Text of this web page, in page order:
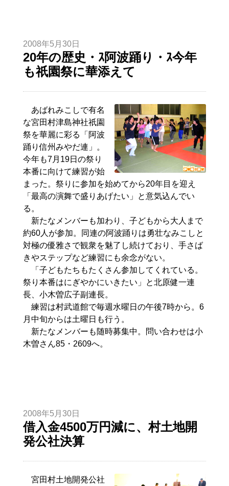
2008年5月30日
20年の歴史・ｽ阿波踊り・ｽ今年
も祇園祭に華添えて
あばれみこしで有名
な宮田村津島神社祇園
祭を華麗に彩る「阿波
踊り信州みやだ連」。
今年も7月19日の祭り
本番に向けて練習が始
まった。祭りに参加を始めてから20年目を迎え
「最高の演舞で盛りあげたい」と意気込んでい
る。
新たなメンバーも加わり、子どもから大人まで
約60人が参加。同連の阿波踊りは勇壮なみこしと
対極の優雅さで観衆を魅了し続けており、手さば
きやステップなど練習にも余念がない。
「子どもたちもたくさん参加してくれている。
祭り本番はにぎやかにいきたい」と北原健一連
長、小木曽広子副連長。
練習は村武道館で毎週水曜日の午後7時から。6
月中旬からは土曜日も行う。
新たなメンバーも随時募集中。問い合わせは小
木曽さん85・2609へ。
2008年5月30日
借入金4500万円減に、村土地開
発公社決算
宮田村土地開発公社